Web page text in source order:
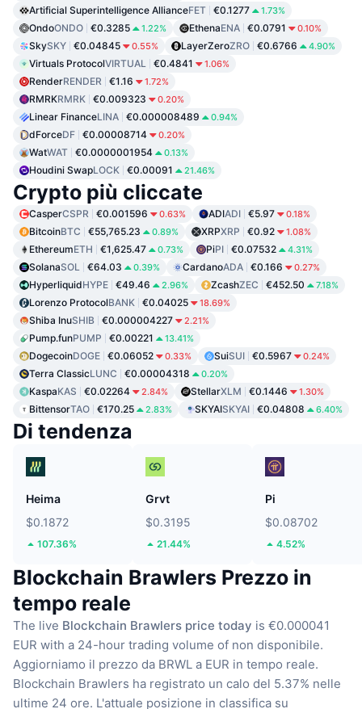
Artificial Superintelligence AllianceFET €0.1277 1.73%
OndoONDO €0.3285 1.22% EthenaENA €0.0791 0.10%
SkySKY €0.04845 0.55% LayerZeroZRO €0.6766 4.90%
Virtuals ProtocolVIRTUAL €0.4841 1.06%
RenderRENDER €1.16 1.72%
RMRKRMRK €0.009323 0.20%
Linear FinanceLINA €0.000008489 0.94%
dForceDF €0.00008714 0.20%
WatWAT €0.0000001954 0.13%
Houdini SwapLOCK €0.00091 21.46%
Crypto più cliccate
CasperCSPR €0.001596 0.63% ADIADI €5.97 0.18%
BitcoinBTC €55,765.23 0.89% XRPXRP €0.92 1.08%
EthereumETH €1,625.47 0.73% PiPI €0.07532 4.31%
SolanaSOL €64.03 0.39% CardanoADA €0.166 0.27%
HyperliquidHYPE €49.46 2.96% ZcashZEC €452.50 7.18%
Lorenzo ProtocolBANK €0.04025 18.69%
Shiba InuSHIB €0.000004227 2.21%
Pump.funPUMP €0.00221 13.41%
DogecoinDOGE €0.06052 0.33% SuiSUI €0.5967 0.24%
Terra ClassicLUNC €0.00004318 0.20%
KaspaKAS €0.02264 2.84% StellarXLM €0.1446 1.30%
BittensorTAO €170.25 2.83% SKYAISKYAI €0.04808 6.40%
Di tendenza
Heima
$0.1872
107.36%
Grvt
$0.3195
21.44%
Pi
$0.08702
4.52%
Blockchain Brawlers Prezzo in
tempo reale
The live Blockchain Brawlers price today is €0.000041
EUR with a 24-hour trading volume of non disponibile.
Aggiorniamo il prezzo da BRWL a EUR in tempo reale.
Blockchain Brawlers ha registrato un calo del 5.37% nelle
ultime 24 ore. L'attuale posizione in classifica su